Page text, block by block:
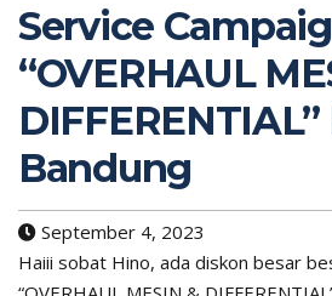
Service
“OVERHAUL
Bandung
September 4, 2023
Haiii sobat Hino, ada diskon besar